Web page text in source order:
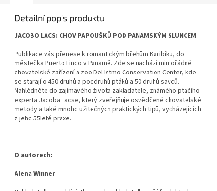
Detailní popis produktu
JACOBO LACS: CHOV PAPOUŠKŮ POD PANAMSKÝM SLUNCEM
Publikace vás přenese k romantickým břehům Karibiku, do
městečka Puerto Lindo v Panamě. Zde se nachází mimořádné
chovatelské zařízení a zoo Del Istmo Conservation Center, kde
se starají o 450 druhů a poddruhů ptáků a 50 druhů savců.
Nahlédněte do zajímavého života zakladatele, známého ptačího
experta Jacoba Lacse, který zveřejňuje osvědčené chovatelské
metody a také mnoho užitečných praktických tipů, vycházejících
z jeho 55leté praxe.
O autorech:
Alena Winner